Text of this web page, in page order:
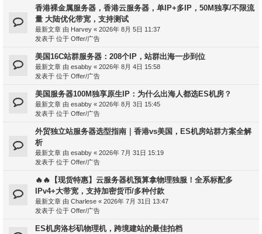
香港裸金属服务器，香港云服务器，单IP+多IP，50M独享/不限流
量 大陆优化带宽，支持测试
最新文章 由 Harvey « 2026年 8月 5日 11:37
发表于 位于 Offer/广告
美国16C站群服务器：208个IP，站群出海一步到位
最新文章 由 esabby « 2026年 8月 4日 15:58
发表于 位于 Offer/广告
美国服务器100M独享原生IP：为什么出海人都选ES机房？
最新文章 由 esabby « 2026年 8月 3日 15:45
发表于 位于 Offer/广告
外贸独立站服务器选型指南｜香港vs美国，ES机房站群方案全解
析
最新文章 由 esabby « 2026年 7月 31日 15:19
发表于 位于 Offer/广告
🔥🔥【现货特惠】云服务器机预算拿物理独服！全系标配多
IPv4+大带宽，支持加密货币/多种付款
最新文章 由 Charlese « 2026年 7月 31日 13:47
发表于 位于 Offer/广告
ES机房洛杉矶物理机，跨境建站的最佳拍档